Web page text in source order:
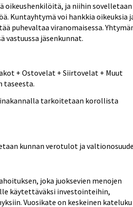
oikeushenkilöitä, ja niihin sovelletaan
Kuntayhtymä voi hankkia oikeuksia
puhevaltaa viranomaisessa.
vastuussa jäsenkunnat.
+ Ostovelat + Siirtovelat + Muut
taseesta.
tarkoitetaan korollista
kunnan verotulot ja
joka juoksevien menojen
käytettäväksi investointeihin,
Vuosikate on keskeinen kateluku